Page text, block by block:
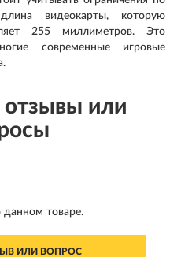
видеокарты, которую
255 миллиметров. Это
современные игровые
отзывы или
данном товаре.
ИЛИ ВОПРОС